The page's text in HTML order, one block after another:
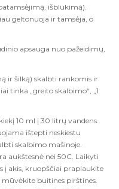
išblukimą).
geltonuoja ir tamsėja, o
apsauga nuo pažeidimų,
ir šilką) skalbti rankomis ir
tinka „greito skalbimo“, „1
10 ml į 30 litrų vandens.
ištepti neskiestu
skalbimo mašinoje.
aukštesnė nei 50C. Laikyti
į akis, kruopščiai praplaukite
buitines pirštines.